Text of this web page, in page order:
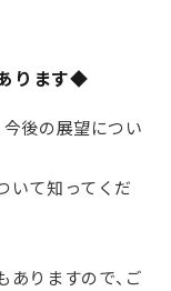
ります◆
後の展望につい
いて知ってくだ
りますので、ご